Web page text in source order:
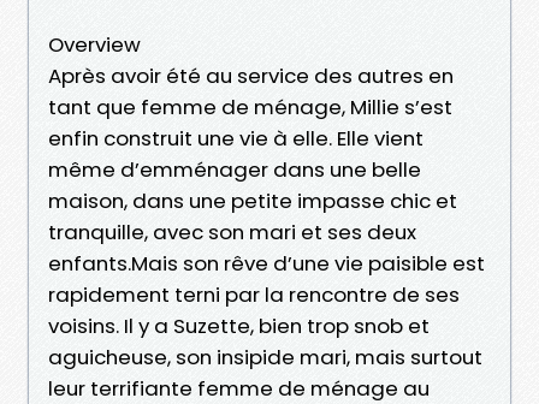
Overview
Après avoir été au service des autres en
tant que femme de ménage, Millie s’est
enfin construit une vie à elle. Elle vient
même d’emménager dans une belle
maison, dans une petite impasse chic et
tranquille, avec son mari et ses deux
enfants.Mais son rêve d’une vie paisible est
rapidement terni par la rencontre de ses
voisins. Il y a Suzette, bien trop snob et
aguicheuse, son insipide mari, mais surtout
leur terrifiante femme de ménage au